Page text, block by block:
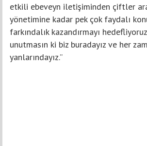
etkili ebeveyn iletişiminden çiftler
yönetimine kadar pek çok faydalı
farkındalık kazandırmayı
unutmasın ki biz buradayız ve her
yanlarındayız.”